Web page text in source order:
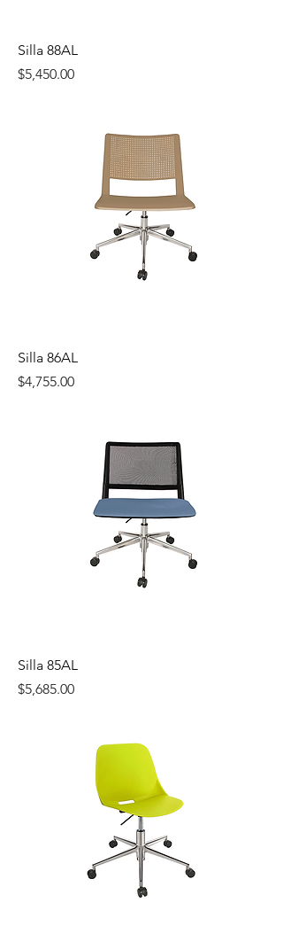
Silla 88AL
Precio
$5,450.00
Silla 86AL
Precio
$4,755.00
Silla 85AL
Precio
$5,685.00